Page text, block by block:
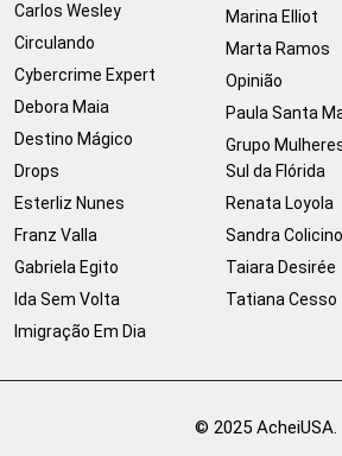
Carlos Wesley
Circulando
Cybercrime Expert
Debora Maia
Destino Mágico
Drops
Esterliz Nunes
Franz Valla
Gabriela Egito
Ida Sem Volta
Imigração Em Dia
Marina Elliot
Marta Ramos
Opinião
Paula Santa
Grupo
Sul da Flórida
Renata Loyola
Sandra Colicino
Taiara Desirée
Tatiana Cesso
© 2025 AcheiUSA.